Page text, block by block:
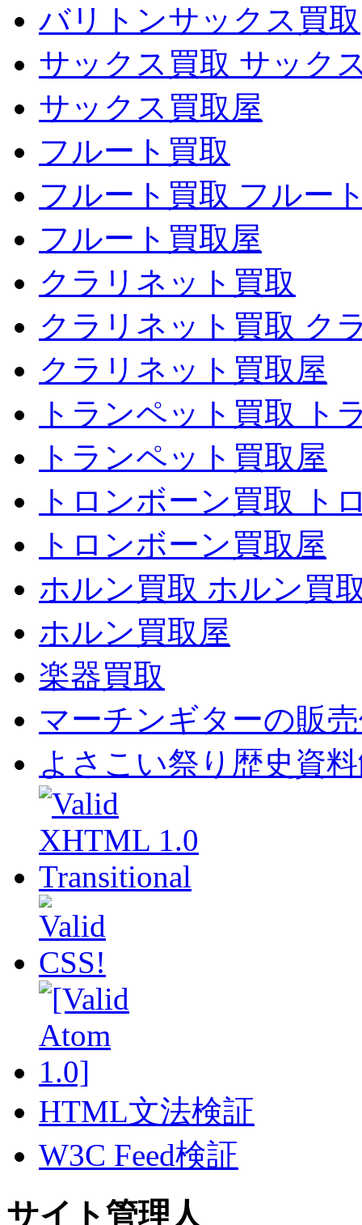
バリトンサックス買取
サックス買取 サック
サックス買取屋
フルート買取
フルート買取 フルー
フルート買取屋
クラリネット買取
クラリネット買取 ク
クラリネット買取屋
トランペット買取 ト
トランペット買取屋
トロンボーン買取 ト
トロンボーン買取屋
ホルン買取 ホルン買
ホルン買取屋
楽器買取
マーチンギターの販
よさこい祭り歴史資
HTML文法検証
W3C Feed検証
サイト管理人